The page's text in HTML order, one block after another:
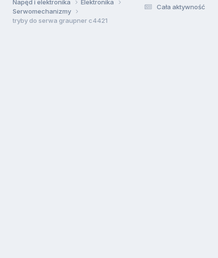
Cała aktywność
Napęd i elektronika
Elektronika
Serwomechanizmy
tryby do serwa graupner c4421